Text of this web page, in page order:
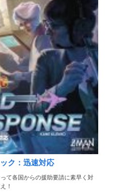
ク：迅速対応
て各国からの援助要請に素早く対
！